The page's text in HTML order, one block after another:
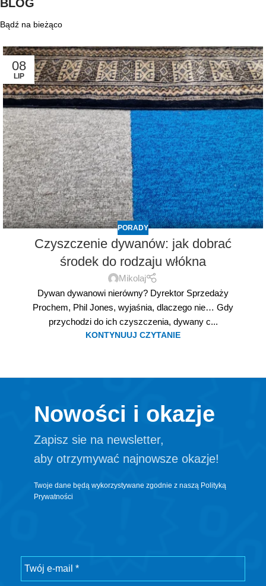
BLOG
Bądź na bieżąco
08
LIP
PORADY
Czyszczenie dywanów: jak dobrać
środek do rodzaju włókna
Mikolaj
Dywan dywanowi nierówny? Dyrektor Sprzedaży
Prochem, Phil Jones, wyjaśnia, dlaczego nie… Gdy
przychodzi do ich czyszczenia, dywany c...
KONTYNUUJ CZYTANIE
Nowości i okazje
Zapisz sie na newsletter,
aby otrzymywać najnowsze okazje!
Twoje dane będą wykorzystywane zgodnie z naszą Polityką
Prywatności